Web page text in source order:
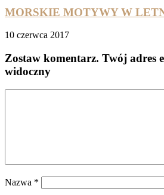
MORSKIE MOTYWY W
10 czerwca 2017
Zostaw komentarz. Twój adres
widoczny
Nazwa *